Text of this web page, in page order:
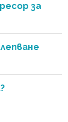
за